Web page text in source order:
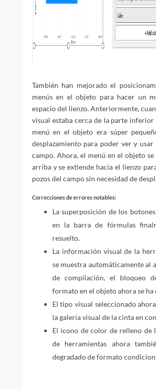
También han mejorado el
menús en el objeto para hacer un
espacio del lienzo. Anteriormente,
visual estaba cerca de la parte inferior
menú en el objeto era súper
desplazamiento para poder ver y usar
campo. Ahora, el menú en el objeto se
arriba y se extiende hacia el lienzo
pozos del campo sin necesidad de
Correcciones de errores notables:
La superposición de los
en la barra de fórmulas
resuelto.
La información visual de la
se muestra automáticamente al
de compilación, el bloqueo
formato en el objeto ahora se
El tipo visual seleccionado
la galería visual de la cinta en
El icono de color de relleno de
de herramientas ahora
degradado de formato